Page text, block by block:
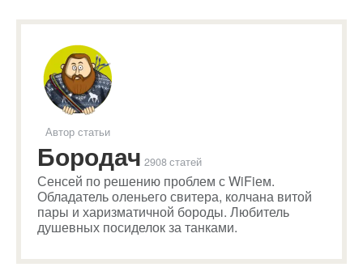
Автор статьи
Бородач 2908 статей
Сенсей по решению проблем с WiFiем.
Обладатель оленьего свитера, колчана витой
пары и харизматичной бороды. Любитель
душевных посиделок за танками.